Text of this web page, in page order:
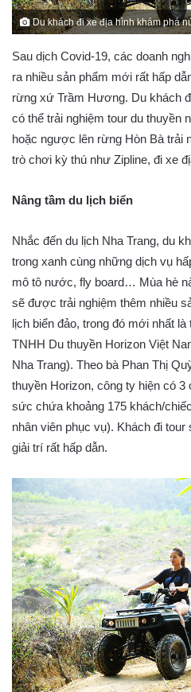
Du khách đi xe địa hình khám phá
Sau dịch Covid-19, các doanh
ra nhiều sản phẩm mới rất hấp
rừng xứ Trầm Hương. Du khách
có thể trải nghiệm tour du thuyền
hoặc ngược lên rừng Hòn Bà trải
trò chơi kỳ thú như Zipline, đi xe
Nâng tầm du lịch biển
Nhắc đến du lịch Nha Trang, du
trong xanh cùng những dịch vụ
mô tô nước, fly board… Mùa hè
sẽ được trải nghiệm thêm nhiều
lịch biển đảo, trong đó mới nhất
TNHH Du thuyền Horizon Việt
Nha Trang). Theo bà Phan Thị
thuyền Horizon, công ty hiện có
sức chứa khoảng 175 khách/
nhân viên phục vụ). Khách đi
giải trí rất hấp dẫn.